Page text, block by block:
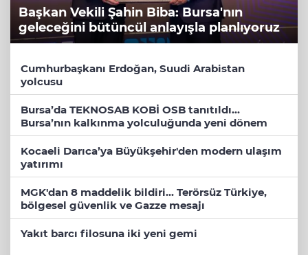
Başkan Vekili Şahin Biba: Bursa'nın
geleceğini bütüncül anlayışla planlıyoruz
Cumhurbaşkanı Erdoğan, Suudi Arabistan
yolcusu
Bursa’da TEKNOSAB KOBİ OSB tanıtıldı...
Bursa’nın kalkınma yolculuğunda yeni dönem
Kocaeli Darıca’ya Büyükşehir'den modern ulaşım
yatırımı
MGK'dan 8 maddelik bildiri... Terörsüz Türkiye,
bölgesel güvenlik ve Gazze mesajı
Yakıt barcı filosuna iki yeni gemi